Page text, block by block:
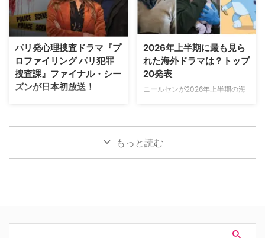
パイロット版を発注した。 ディ
ズニーワールドのシンボルが実写
ドラマ化へ！ 製作を手掛けるの
は、映画『IT／イット “それ”が見
えたら、終わり。』の前日譚ドラ
マ『IT／イット ウェルカム・ト
ゥ・デリー “それ”が見えたら、終
わり。』で知られるジェイソン・
イミー・チャンら注目キャストが
ゲスト出演することがわかった。
米Deadlineが報じている。 過酷
なハリウッドで夢を追う若者たち
の物語『I LOVE LA』 レイチェ
ル・セノット（『ボトムス ～最
底で最強？な私たち～』）が製
作・製作総指揮・主演を兼任する
溢れる友人グループを描く話題
作。過酷なハリウッドで成功 …
パリ発心理捜査ドラマ『プ
ロファイリング パリ犯罪
捜査課』ファイナル・シー
ズンが日本初放送！
フランス発の大人気心理捜査ドラ
捜査課』のファイナル・シーズン
（シーズン10・全8話）が、アク
（土）18時より独占日本初放送さ
2026年上半期に最も見ら
れた海外ドラマは？トップ
20発表
ニールセンが2026年上半期の海
マ」「非オリジナルドラマ（※放
映権を獲得した他社作品）」とい
う3部門における全米でのストリ
ーミング（配信）ランキングを紹
ー・シングス 未知の世界』
もっと読む